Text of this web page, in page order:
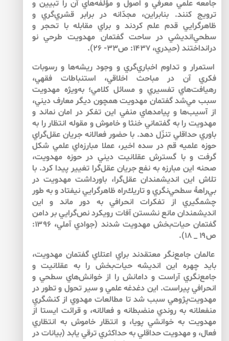
جامعه علمي معرفي و اصول و مؤلفه‌‌هاي آن را تبيين و
ترويج كنند. بنابراين، مجدّانه در برابر قشري‌‌گري و
ظاهرگرايي قدم علم كردند و براي مقابله با تحجر و
سطحي‌‌انديشي در ساحت گفتمان مهدويت طرحي نو
درانداختند (حيدري، ۱۴۳۷: ص۳۳- ۲۶).
استمرار و تداوم اخباري‌‌گري و وجود ريشه‌ها و رسوبات
فكري آن در مباحث اخلاقي، استنباطات فقهي،
رهيافت‌هاي تفسيري و مسائل كلامي؛ به‌ويژه مهدويت
سبب مي‌‌شد گفتمان مهدويت همچون ديگر معارف ديني،
از آسيب‌‌ها و پيامدهاي منفي اين تفكر در امان نماند و
مهدويت را به گفتماني خنثا و خاموش و مقوله انتظار را به
باوري حداقلي تنزّل دهد. با حضور فعالانه جريان عقل‌‌گراي
حوزه علميه قم در سده اخير، عملا مبارزه‌اي علمي شكل
گرفت و با گسترش عقلانيت ديني در حوزه مهدويت،
صحنه اين مبارزه به نفع جريان عقل‌‌گرا تغيير پيدا كرد. با
تلاش اين انديشمندان عقل‌‌گرا، باورداشت مهدويت در
بي‌‌راهۀ سطحي‌‌نگري و تاريك‌‌راه ظاهرگرايي نيفتاد و به طور
چشمگيري از تفكرات انحرافي به دور ماند و اين
انديشمندان مانع نشستن آفات رويكرد نص‌‌گرايي بر دامن
گفتمان حيات‌‌بخش مهدويت شدند (جوادي آملي، ۱۳۹۶:
ص۱۹ _ ۱۸).
عالمان جامع‌‌نگر معتقدند براي اعتلاي گفتمان مهدويت،
بايد چهره اين انديشه حيات‌بخش را به عقلانيت و
جامع‌نگري آراست و دامانش را از خوانش‌هاي سطحي و
انحرافي پيراست. اين دغدغه علمي و سير تحول و تطور در
مهدويت‌‌پژوهي سبب شد تا مطالعات مهدوي از كنشگريِ
منفعلانه به روندي منضبطانه و فعالانه، و قرائت ايستا از
مهدويت به خوانشي پويا، و انتظار خاموش به انتظاري
فعال، و مهدويت حداقلي به حداكثري ترقي يابد (بيانات در